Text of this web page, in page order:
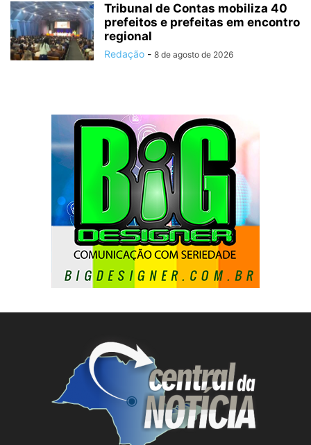
Tribunal de Contas mobiliza 40
prefeitos e prefeitas em encontro
regional
Redação - 8 de agosto de 2026